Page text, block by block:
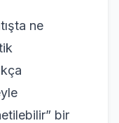
ne
bir